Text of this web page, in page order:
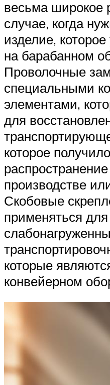
весьма широкое
случае, когда
изделие,
на барабанном
Проволочные
специальными
элементами,
для
которое
производстве
Скобовые
применяться
которые
конвейерном